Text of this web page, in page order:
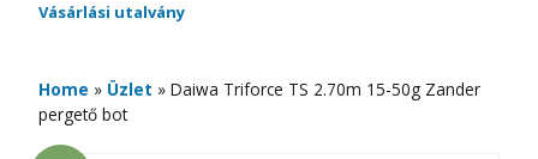
Vásárlási utalvány
Home » Üzlet » Daiwa Triforce TS 2.70m 15-50g Zander
pergető bot